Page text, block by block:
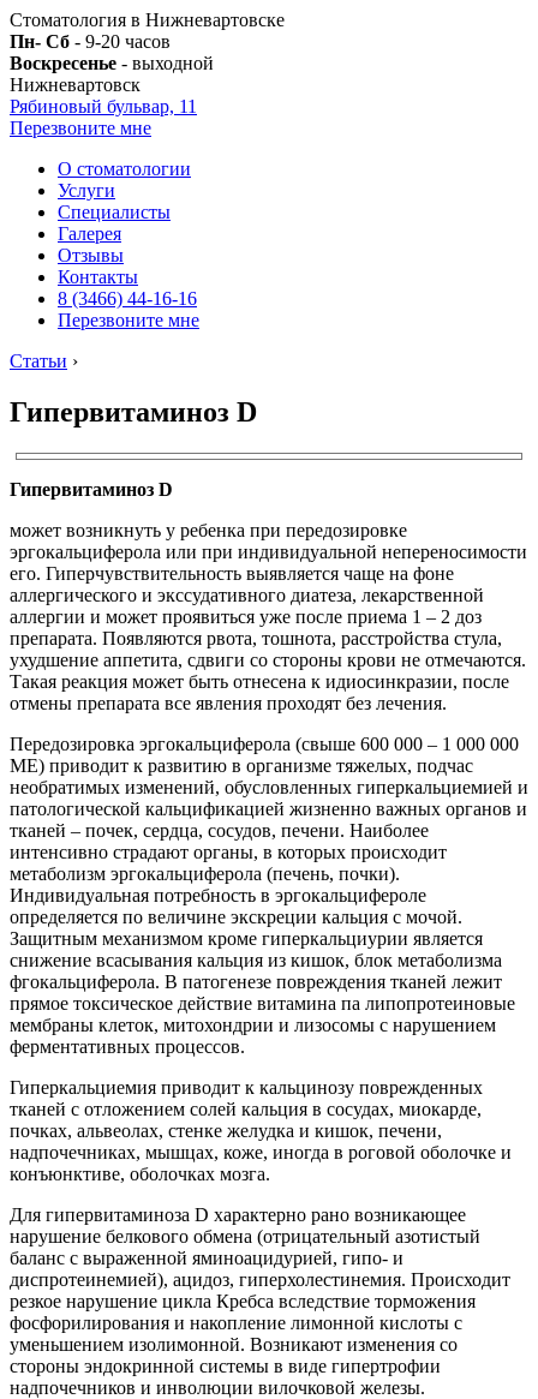
Стоматология в Нижневартовске
Пн- Сб - 9-20 часов
Воскресенье - выходной
Нижневартовск
Рябиновый бульвар, 11
Перезвоните мне
О стоматологии
Услуги
Специалисты
Галерея
Отзывы
Контакты
8 (3466) 44-16-16
Перезвоните мне
Статьи ›
Гипервитаминоз D
Гипервитаминоз D
может возникнуть у ребенка при передозировке
эргокальциферола или при индивидуальной непереносимости
его. Гиперчувствительность выявляется чаще на фоне
аллергического и экссудативного диатеза, лекарственной
аллергии и может проявиться уже после приема 1 – 2 доз
препарата. Появляются рвота, тошнота, расстройства стула,
ухудшение аппетита, сдвиги со стороны крови не отмечаются.
Такая реакция может быть отнесена к идиосинкразии, после
отмены препарата все явления проходят без лечения.
Передозировка эргокальциферола (свыше 600 000 – 1 000 000
ME) приводит к развитию в организме тяжелых, подчас
необратимых изменений, обусловленных гиперкальциемией и
патологической кальцификацией жизненно важных органов и
тканей – почек, сердца, сосудов, печени. Наиболее
интенсивно страдают органы, в которых происходит
метаболизм эргокальциферола (печень, почки).
Индивидуальная потребность в эргокальцифероле
определяется по величине экскреции кальция с мочой.
Защитным механизмом кроме гиперкальциурии является
снижение всасывания кальция из кишок, блок метаболизма
фгокальциферола. В патогенезе повреждения тканей лежит
прямое токсическое действие витамина па липопротеиновые
мембраны клеток, митохондрии и лизосомы с нарушением
ферментативных процессов.
Гиперкальциемия приводит к кальцинозу поврежденных
тканей с отложением солей кальция в сосудах, миокарде,
почках, альвеолах, стенке желудка и кишок, печени,
надпочечниках, мышцах, коже, иногда в роговой оболочке и
конъюнктиве, оболочках мозга.
Для гипервитаминоза D характерно рано возникающее
нарушение белкового обмена (отрицательный азотистый
баланс с выраженной яминоацидурией, гипо- и
диспротеинемией), ацидоз, гиперхолестинемия. Происходит
резкое нарушение цикла Кребса вследствие торможения
фосфорилирования и накопление лимонной кислоты с
уменьшением изолимонной. Возникают изменения со
стороны эндокринной системы в виде гипертрофии
надпочечников и инволюции вилочковой железы.